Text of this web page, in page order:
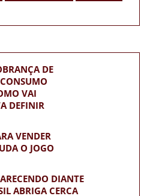
DE
VAI
DEFINIR
VENDER
O JOGO
DIANTE
ABRIGA CERCA